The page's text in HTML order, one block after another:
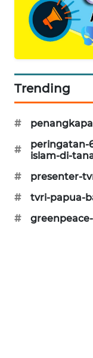
Trending
#
#
peringatan-
islam-di-
#
presenter-
#
tvri-papua-
#
METRO
JAKARTA
NEWS
KRT
NEWS
KARING
NEWS
JURNAL
HUMBANG